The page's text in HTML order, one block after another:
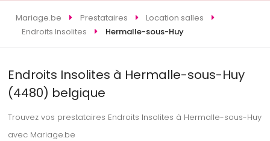
Mariage.be Prestataires
Location salles
Endroits Insolites
Hermalle-sous-Huy
Endroits Insolites à Hermalle-sous-Huy
(4480) belgique
Trouvez vos prestataires Endroits Insolites à Hermalle-sous-Huy
avec Mariage.be